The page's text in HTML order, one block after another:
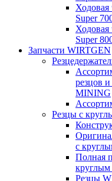
Ходовая
Super
Ходовая
Super
Запчасти WIRTGEN
резцов
MINING
Резцы с
с
Полная
круглым
Резцы